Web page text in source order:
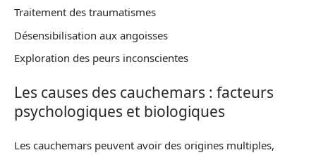
Traitement des traumatismes
Désensibilisation aux angoisses
Exploration des peurs inconscientes
Les causes des cauchemars : facteurs
psychologiques et biologiques
Les cauchemars peuvent avoir des origines multiples,